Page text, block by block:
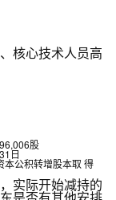
核心技术人员高
股
日
本公积转增股本取 得
实际开始减持的